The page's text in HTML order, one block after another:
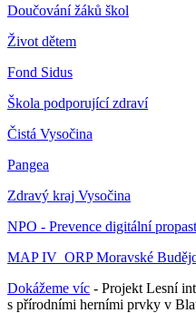
Doučování žáků škol
Život dětem
Fond Sidus
Škola podporující zdraví
Čistá Vysočina
Pangea
Zdravý kraj Vysočina
NPO - Prevence digitální
MAP IV_ORP Moravské
Dokážeme víc - Projekt Lesní
s přírodními herními prvky v